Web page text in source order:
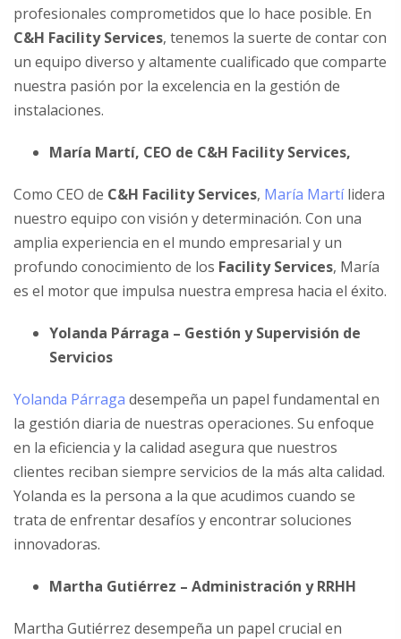
profesionales comprometidos que lo hace posible. En
C&H Facility Services, tenemos la suerte de contar con
un equipo diverso y altamente cualificado que comparte
nuestra pasión por la excelencia en la gestión de
instalaciones.
María Martí, CEO de C&H Facility Services,
Como CEO de C&H Facility Services, María Martílidera
nuestro equipo con visión y determinación. Con una
amplia experiencia en el mundo empresarial y un
profundo conocimiento de los Facility Services, María
es el motor que impulsa nuestra empresa hacia el éxito.
Yolanda Párraga – Gestión y Supervisión de
Servicios
Yolanda Párraga desempeña un papel fundamental en
la gestión diaria de nuestras operaciones. Su enfoque
en la eficiencia y la calidad asegura que nuestros
clientes reciban siempre servicios de la más alta calidad.
Yolanda es la persona a la que acudimos cuando se
trata de enfrentar desafíos y encontrar soluciones
innovadoras.
Martha Gutiérrez – Administración y RRHH
Martha Gutiérrez desempeña un papel crucial en